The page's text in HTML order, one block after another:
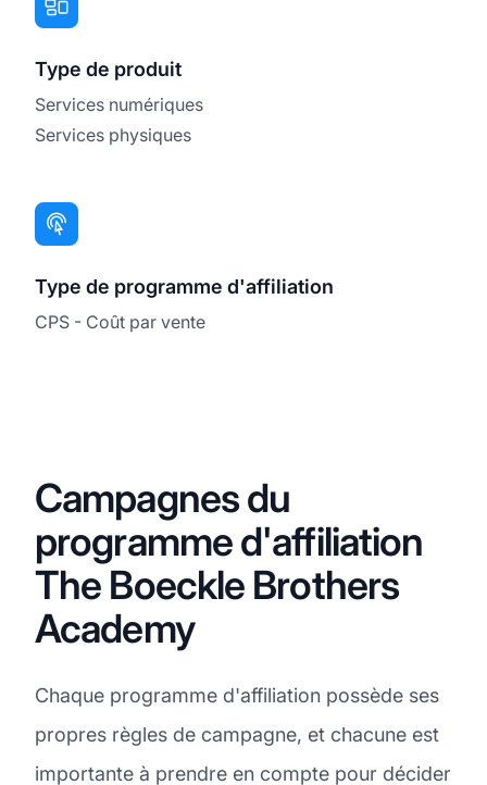
Type de produit
Services numériques
Services physiques
Type de programme d'affiliation
CPS - Coût par vente
Campagnes du
programme d'affiliation
The Boeckle Brothers
Academy
Chaque programme d'affiliation possède ses
propres règles de campagne, et chacune est
importante à prendre en compte pour décider